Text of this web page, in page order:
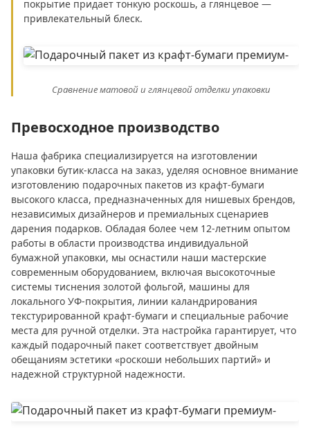
покрытие придает тонкую роскошь, а глянцевое —
привлекательный блеск.
Сравнение матовой и глянцевой отделки упаковки
Превосходное производство
Наша фабрика специализируется на изготовлении
упаковки бутик-класса на заказ, уделяя основное внимание
изготовлению подарочных пакетов из крафт-бумаги
высокого класса, предназначенных для нишевых брендов,
независимых дизайнеров и премиальных сценариев
дарения подарков. Обладая более чем 12-летним опытом
работы в области производства индивидуальной
бумажной упаковки, мы оснастили наши мастерские
современным оборудованием, включая высокоточные
системы тиснения золотой фольгой, машины для
локального УФ-покрытия, линии каландрирования
текстурированной крафт-бумаги и специальные рабочие
места для ручной отделки. Эта настройка гарантирует, что
каждый подарочный пакет соответствует двойным
обещаниям эстетики «роскоши небольших партий» и
надежной структурной надежности.